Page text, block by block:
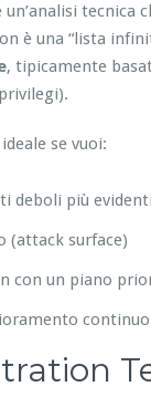
un’analisi tecnica
è una “lista
, tipicamente
se vuoi:
deboli più
(attack surface)
con un piano